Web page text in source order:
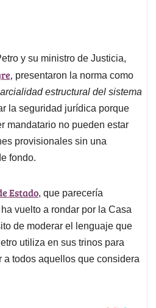
y su ministro de Justicia,
presentaron la norma como
estructural del sistema
la seguridad jurídica porque
mandatario no pueden estar
provisionales sin una
fondo.
Estado, que parecería
vuelto a rondar por la Casa
de moderar el lenguaje que
utiliza en sus trinos para
a todos aquellos que considera